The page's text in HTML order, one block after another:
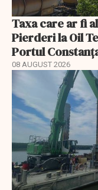
Taxa care ar fi
Pierderi la Oil
Portul
08 AUGUST 2026